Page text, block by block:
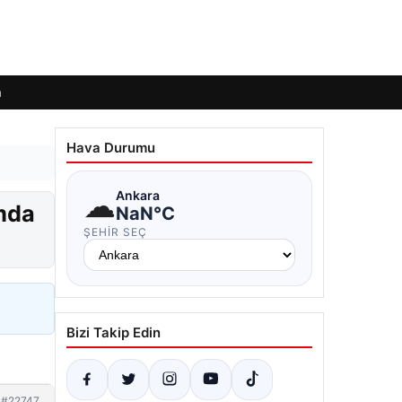
Hava Durumu
☁Ankara
NaN°C
ŞEHIR SEÇ
Bizi Takip Edin